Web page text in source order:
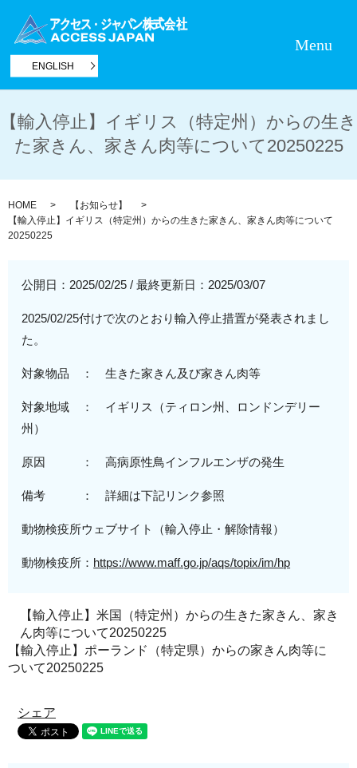
ENGLISH
Menu
【輸入停止】イギリス（特定州）からの生き
た家きん、家きん肉等について20250225
HOME
【お知らせ】
【輸入停止】イギリス（特定州）からの生きた家きん、家きん肉等について
20250225
公開日：2025/02/25 /最終更新日：2025/03/07
2025/02/25付けで次のとおり輸入停止措置が発表されまし
た。
対象物品 ： 生きた家きん及び家きん肉等
対象地域 ： イギリス（ティロン州、
ロンドンデリー
州 ）
原因 ：高病原性鳥インフルエンザの発生
備考 ： 詳細は下記リンク参照
動物検疫所ウェブサイト（輸入停止・解除情報）
動物検疫所： https://www.maff.go.jp/aqs/topix/im/hp
【輸入停止】米国（特定州）からの生きた家きん、家き
ん肉等について20250225
【輸入停止】ポーランド（特定県）からの家きん肉等に
ついて20250225
シェア